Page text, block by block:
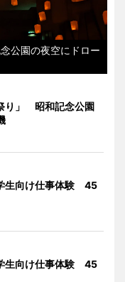
公園の夜空にドロー
り」 昭和記念公園
生向け仕事体験 45
生向け仕事体験 45